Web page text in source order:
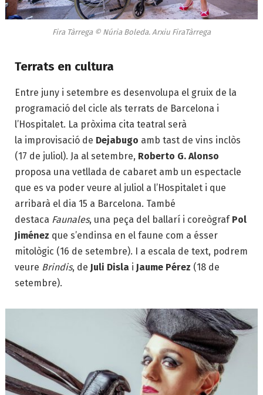
Fira Tàrrega © Núria Boleda. Arxiu FiraTàrrega
Terrats en cultura
Entre juny i setembre es desenvolupa el gruix de la
programació del cicle als terrats de Barcelona i
l’Hospitalet. La pròxima cita teatral serà
la improvisació de Dejabugo amb tast de vins inclòs
(17 de juliol). Ja al setembre, Roberto G. Alonso
proposa una vetllada de cabaret amb un espectacle
que es va poder veure al juliol a l’Hospitalet i que
arribarà el dia 15 a Barcelona. També
destaca Faunales, una peça del ballarí i coreògraf Pol
Jiménez que s’endinsa en el faune com a ésser
mitològic (16 de setembre). I a escala de text, podrem
veure Brindis, de Juli Disla i Jaume Pérez (18 de
setembre).